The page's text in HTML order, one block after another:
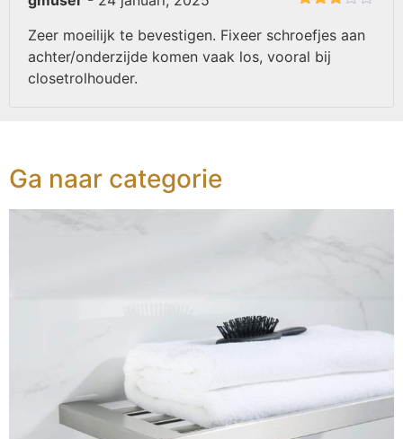
3uit 5
Zeer moeilijk te bevestigen. Fixeer schroefjes aan
achter/onderzijde komen vaak los, vooral bij
closetrolhouder.
Ga naar categorie